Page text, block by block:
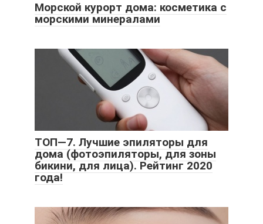
Морской курорт дома: косметика с
морскими минералами
ТОП—7. Лучшие эпиляторы для
дома (фотоэпиляторы, для зоны
бикини, для лица). Рейтинг 2020
года!